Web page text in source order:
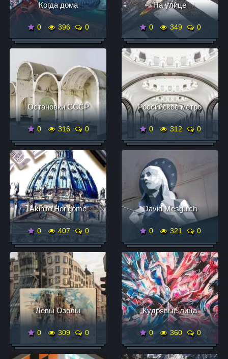
Когда дома
0 396 0
На улице
0 349 0
Остановки СССР
0 316 0
Российское метро
0 312 0
Akihito Horigome
0 407 0
David Mesguich
0 321 0
Левы Озолы
0 309 0
Кудрявые лица
0 360 0